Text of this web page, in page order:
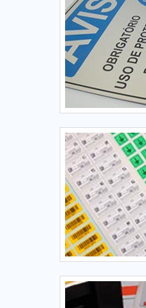
ótima procedência e da
Camp Label é uma
o Estado de São Paulo
rótulos e etiquetas para